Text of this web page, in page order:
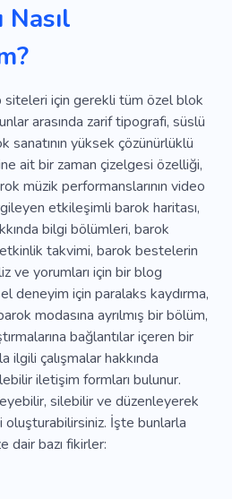
Nasıl
için gerekli tüm özel blok
arasında zarif tipografi, süslü
sanatının yüksek çözünürlüklü
ait bir zaman çizelgesi özelliği,
müzik performanslarının video
etkileşimli barok haritası,
bilgi bölümleri, barok
takvimi, barok bestelerin
ve yorumları için bir blog
deneyim için paralaks kaydırma,
modasına ayrılmış bir bölüm,
bağlantılar içeren bir
ilgili çalışmalar hakkında
iletişim formları bulunur.
silebilir ve düzenleyerek
İşte bunlarla
dair bazı fikirler: